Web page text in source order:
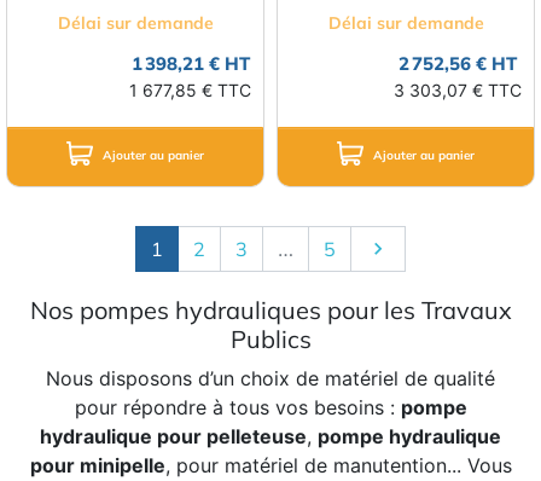
Délai sur demande
1 398,21 € HT
1 677,85 € TTC
Ajouter au panier
Délai sur demande
2 752,56 € HT
3 303,07 € TTC
Ajouter au panier
1 2 3 … 5 Suivant

Nos pompes hydrauliques pour les Travaux
Publics
Nous disposons d’un choix de matériel de qualité
pour répondre à tous vos besoins : pompe
hydraulique pour pelleteuse, pompe hydraulique
pour minipelle, pour matériel de manutention... Vous